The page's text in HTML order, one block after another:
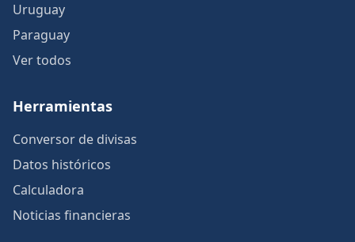
Uruguay
Paraguay
Ver todos
Herramientas
Conversor de divisas
Datos históricos
Calculadora
Noticias financieras